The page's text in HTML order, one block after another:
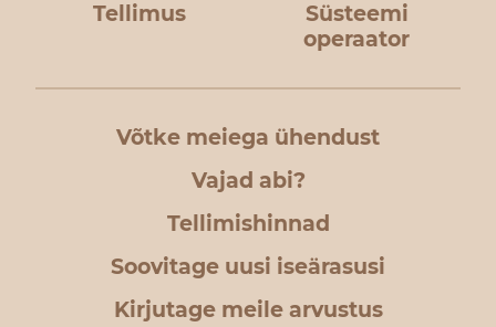
Tellimus
Süsteemi
operaator
Võtke meiega ühendust
Vajad abi?
Tellimishinnad
Soovitage uusi iseärasusi
Kirjutage meile arvustus